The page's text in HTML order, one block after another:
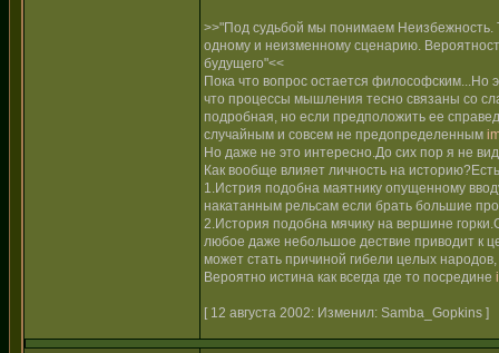
>>"Под судьбой мы понимаем Неизбежность.
одному и неизменному сценарию.
будущего"<<
Пока что вопрос остается философским...Но
что процессы мышления тесно связаны со
подробная, но если предположить ее
случайным и совсем не предопределенным
Но даже не это интересно.До сих пор я не
Как вообще влияет личность на
1.Истрия подобна маятнику опущенному
накатанным рельсам если брать большие
2.История подобна мячику на вершине
любое даже небольшое дествие приводит к
может стать причиной гибели целых
Вероятно истина как всегда где то посредине
[ 12 августа 2002: Изменил: Samba_Gopkins ]